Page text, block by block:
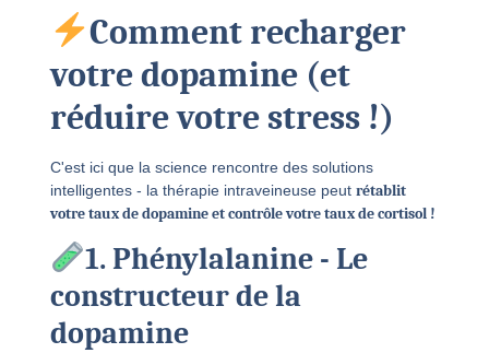
Comment recharger
votre dopamine (et
réduire votre stress !)
C'est ici que la science rencontre des solutions
intelligentes - la thérapie intraveineuse peut rétablit
votre taux de dopamine et contrôle votre taux de cortisol !
1. Phénylalanine - Le
constructeur de la
dopamine